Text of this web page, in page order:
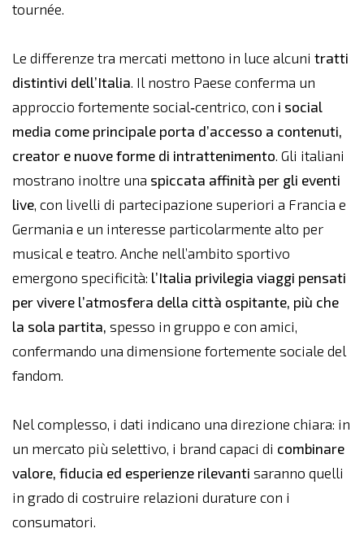
tournée.
Le differenze tra mercati mettono in luce alcuni tratti
distintivi dell’Italia. Il nostro Paese conferma un
approccio fortemente social‑centrico, con i social
media come principale porta d’accesso a contenuti,
creator e nuove forme di intrattenimento. Gli italiani
mostrano inoltre una spiccata affinità per gli eventi
live, con livelli di partecipazione superiori a Francia e
Germania e un interesse particolarmente alto per
musical e teatro. Anche nell’ambito sportivo
emergono specificità: l’Italia privilegia viaggi pensati
per vivere l’atmosfera della città ospitante, più che
la sola partita, spesso in gruppo e con amici,
confermando una dimensione fortemente sociale del
fandom.
Nel complesso, i dati indicano una direzione chiara: in
un mercato più selettivo, i brand capaci di combinare
valore, fiducia ed esperienze rilevanti saranno quelli
in grado di costruire relazioni durature con i
consumatori.